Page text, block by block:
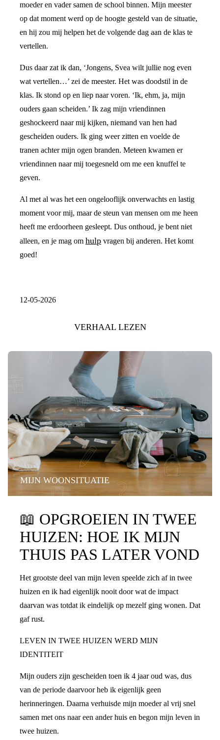
moeder en vader samen de school binnen. Mijn meester
op dat moment werd op de hoogte gesteld van de situatie,
en hij zou mij helpen het de volgende dag aan de klas te
vertellen.
Dus daar zat ik dan, ‘Jongens, Svea wilt jullie nog even
wat vertellen…’ zei de meester. Het was doodstil in de
klas. Ik stond op en liep naar voren. ‘Ik, ehm, ja, mijn
ouders gaan scheiden.’ Ik zag mijn vriendinnen
geshockeerd naar mij kijken, niemand van hen had
gescheiden ouders. Ik ging weer zitten en voelde de
tranen achter mijn ogen branden. Meteen kwamen er
vriendinnen naar mij toegesneld om me een knuffel te
geven.
Al met al was het een ongelooflijk onverwachts en lastig
moment voor mij, maar de steun van mensen om me heen
heeft me erdoorheen gesleept. Dus onthoud, je bent niet
alleen, en je mag om hulp vragen bij anderen. Het komt
goed!
12-05-2026
VERHAAL LEZEN
MIJN WOONSITUATIE
📖 OPGROEIEN IN TWEE
HUIZEN: HOE IK MIJN
THUIS PAS LATER VOND
Het grootste deel van mijn leven speelde zich af in twee
huizen en ik had eigenlijk nooit door wat de impact
daarvan was totdat ik eindelijk op mezelf ging wonen. Dat
gaf rust.
LEVEN IN TWEE HUIZEN WERD MIJN
IDENTITEIT
Mijn ouders zijn gescheiden toen ik 4 jaar oud was, dus
van de periode daarvoor heb ik eigenlijk geen
herinneringen. Daarna verhuisde mijn moeder al vrij snel
samen met ons naar een ander huis en begon mijn leven in
twee huizen.